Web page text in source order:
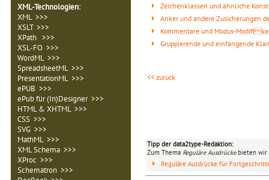
XML-Technologien:
XML >>>
XSLT >>>
XPath >>>
XSL-FO >>>
WordML >>>
SpreadsheetML >>>
PresentationML >>>
ePUB >>>
ePub für (In)Designer >>>
HTML & XHTML >>>
CSS >>>
SVG >>>
MathML >>>
XML Schema >>>
XProc >>>
Schematron >>>
Zeichenklassen und ähnliche
Anker und andere Zusicherungen
Kommentare und Modus-
Gruppierende und einfangende
<< zurück
Tipp der data2type-Redaktion:
Zum Thema Reguläre Ausdrückebieten wir
Reguläre Ausdrücke für